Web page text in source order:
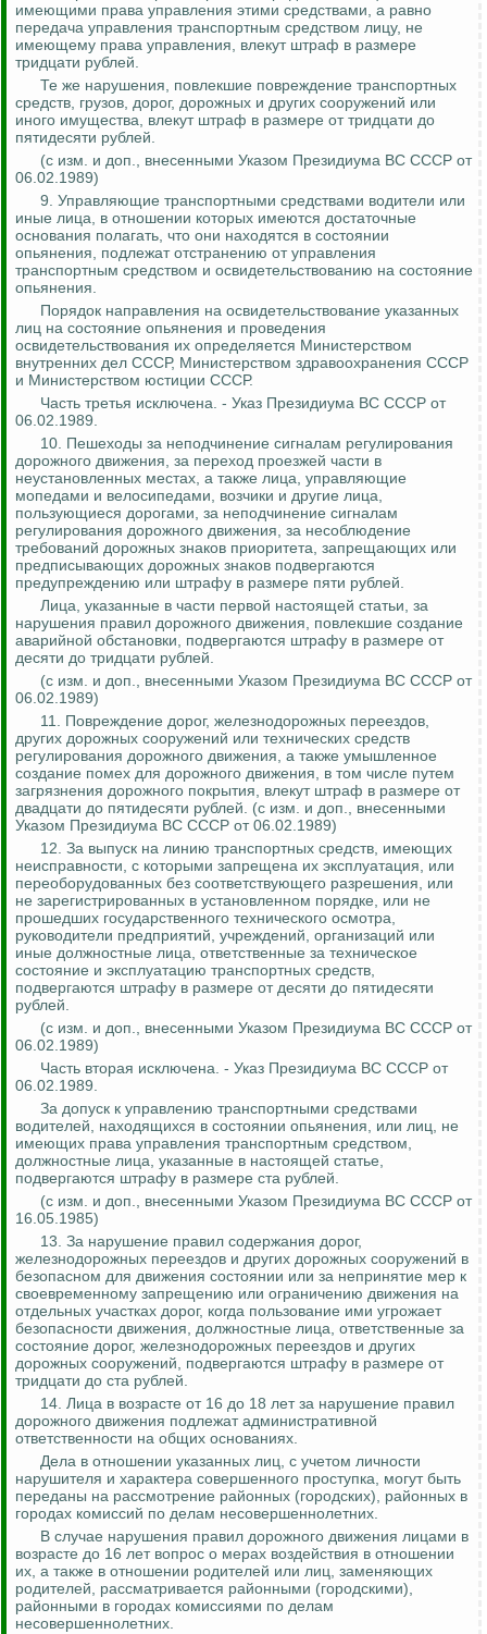
имеющими права управления этими средствами, а равно
передача управления транспортным средством лицу, не
имеющему права управления, влекут штраф в размере
тридцати рублей.
Те же нарушения, повлекшие повреждение транспортных
средств, грузов, дорог, дорожных и других сооружений или
иного имущества, влекут штраф в размере от тридцати до
пятидесяти рублей.
(с изм. и доп., внесенными Указом Президиума ВС СССР от
06.02.1989)
9. Управляющие транспортными средствами водители или
иные лица, в отношении которых имеются достаточные
основания полагать, что они находятся в состоянии
опьянения, подлежат отстранению от управления
транспортным средством и освидетельствованию на состояние
опьянения.
Порядок направления на освидетельствование указанных
лиц на состояние опьянения и проведения
освидетельствования их определяется Министерством
внутренних дел СССР, Министерством здравоохранения СССР
и Министерством юстиции СССР.
Часть третья исключена. - Указ Президиума ВС СССР от
06.02.1989.
10. Пешеходы за неподчинение сигналам регулирования
дорожного движения, за переход проезжей части в
неустановленных местах, а также лица, управляющие
мопедами и велосипедами, возчики и другие лица,
пользующиеся дорогами, за неподчинение сигналам
регулирования дорожного движения, за несоблюдение
требований дорожных знаков приоритета, запрещающих или
предписывающих дорожных знаков подвергаются
предупреждению или штрафу в размере пяти рублей.
Лица, указанные в части первой настоящей статьи, за
нарушения правил дорожного движения, повлекшие создание
аварийной обстановки, подвергаются штрафу в размере от
десяти до тридцати рублей.
(с изм. и доп., внесенными Указом Президиума ВС СССР от
06.02.1989)
11. Повреждение дорог, железнодорожных переездов,
других дорожных сооружений или технических средств
регулирования дорожного движения, а также умышленное
создание помех для дорожного движения, в том числе путем
загрязнения дорожного покрытия, влекут штраф в размере от
двадцати до пятидесяти рублей. (с изм. и доп., внесенными
Указом Президиума ВС СССР от 06.02.1989)
12. За выпуск на линию транспортных средств, имеющих
неисправности, с которыми запрещена их эксплуатация, или
переоборудованных без соответствующего разрешения, или
не зарегистрированных в установленном порядке, или не
прошедших государственного технического осмотра,
руководители предприятий, учреждений, организаций или
иные должностные лица, ответственные за техническое
состояние и эксплуатацию транспортных средств,
подвергаются штрафу в размере от десяти до пятидесяти
рублей.
(с изм. и доп., внесенными Указом Президиума ВС СССР от
06.02.1989)
Часть вторая исключена. - Указ Президиума ВС СССР от
06.02.1989.
За допуск к управлению транспортными средствами
водителей, находящихся в состоянии опьянения, или лиц, не
имеющих права управления транспортным средством,
должностные лица, указанные в настоящей статье,
подвергаются штрафу в размере ста рублей.
(с изм. и доп., внесенными Указом Президиума ВС СССР от
16.05.1985)
13. За нарушение правил содержания дорог,
железнодорожных переездов и других дорожных сооружений в
безопасном для движения состоянии или за непринятие мер к
своевременному запрещению или ограничению движения на
отдельных участках дорог, когда пользование ими угрожает
безопасности движения, должностные лица, ответственные за
состояние дорог, железнодорожных переездов и других
дорожных сооружений, подвергаются штрафу в размере от
тридцати до ста рублей.
14. Лица в возрасте от 16 до 18 лет за нарушение правил
дорожного движения подлежат административной
ответственности на общих основаниях.
Дела в отношении указанных лиц, с учетом личности
нарушителя и характера совершенного проступка, могут быть
переданы на рассмотрение районных (городских), районных в
городах комиссий по делам несовершеннолетних.
В случае нарушения правил дорожного движения лицами в
возрасте до 16 лет вопрос о мерах воздействия в отношении
их, а также в отношении родителей или лиц, заменяющих
родителей, рассматривается районными (городскими),
районными в городах комиссиями по делам
несовершеннолетних.